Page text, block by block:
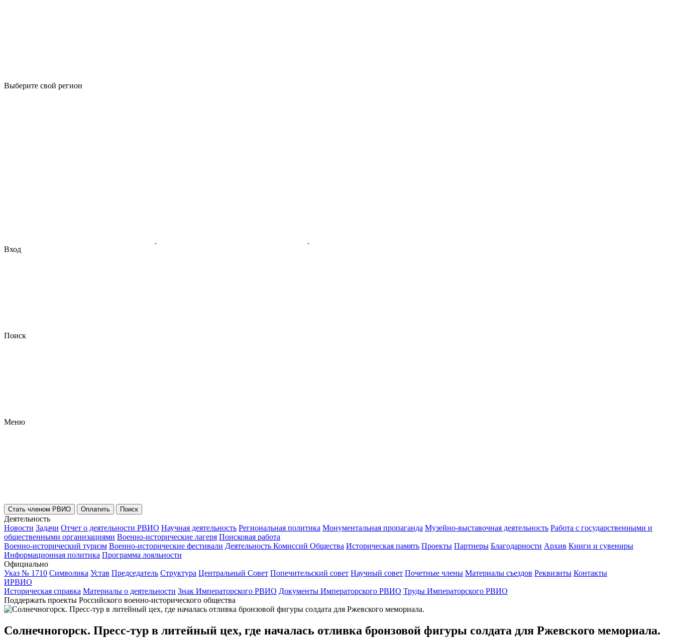
Выберите свой регион
Вход
Поиск
Меню
Стать членом РВИО Оплатить Поиск
Деятельность
Новости Задачи Отчет о деятельности РВИО Научная деятельность Региональная политика Монументальная пропаганда Музейно-выставочная деятельность Работа с государственными и
общественными организациями Военно-исторические лагеря Поисковая работа
Военно-исторический туризм Военно-исторические фестивали Деятельность Комиссий Общества Историческая память Проекты Партнеры Благодарности Архив Книги и сувениры
Информационная политика Программа лояльности
Официально
Указ № 1710 Символика Устав Председатель Структура Центральный Совет Попечительский совет Научный совет Почетные члены Материалы съездов Реквизиты Контакты
ИРВИО
Историческая справка Материалы о деятельности Знак Императорского РВИО Документы Императорского РВИО Труды Императорского РВИО
Поддержать проекты Российского военно-исторического общества
Солнечногорск. Пресс-тур в литейный цех, где началась отливка бронзовой фигуры солдата для Ржевского мемориала.